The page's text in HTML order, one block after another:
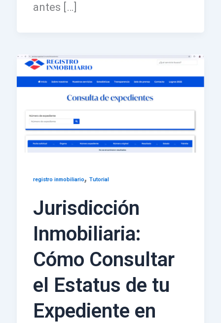
antes […]
registro inmobiliario, Tutorial
Jurisdicción
Inmobiliaria:
Cómo Consultar
el Estatus de tu
Expediente en